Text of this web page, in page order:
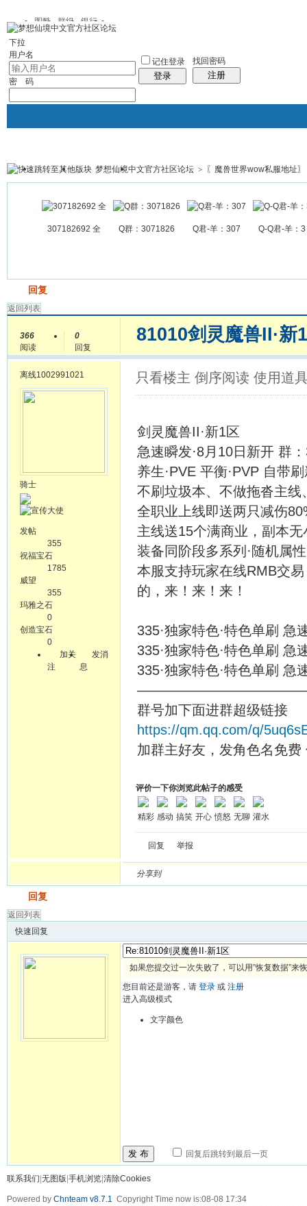
图酷 群组 银行
下拉
用户名
密 码
记住登录
登录
找回密码
注册
银行 群组聚合 我的空间
帖子
梦想仙境中文官方社区论坛 > 〖魔兽世界wow私服地址〗
307182692 全 Q群：3071826 Q君-羊：307 Q-Q君-羊：3
回复
返回列表
366
阅读
0
回复
81010剑灵魔兽II·新
离线1002991021
骑士
发帖
355
祝福宝石
1785
威望
355
玛雅之石
0
创造宝石
0
加关
注
发消
息
只看楼主 倒序阅读 使用道
剑灵魔兽II·新1区
急速瞬发·8月10日新开 群
养生·PVE 平衡·PVP 自带
不刷垃圾本、不做拖沓主线
全职业上线即送两只减伤
主线送15个满商业，副本
装备同阶段多系列·随机属
本服支持玩家在线RMB交
的，来！来！来！
335·独家特色·特色单刷
335·独家特色·特色单刷
335·独家特色·特色单刷
群号加下面进群超级链接
https://qm.qq.com/q/
加群主好友，发角色名免费
评价一下你浏览此帖子的感受
精彩 感动 搞笑 开心 愤怒 无聊 灌水
回复 举报
分享到
回复
返回列表
快速回复
如果您提交过一次失败了，可以用”恢复数据”来
您目前还是游客，请 登录 或 注册
进入高级模式
文字颜色
发 布 回复后跳转到最后一页
联系我们 无图版 手机浏览 清除Cookies
Powered by Chnteam v8.7.1 Copyright Time now is:08-08 17:34